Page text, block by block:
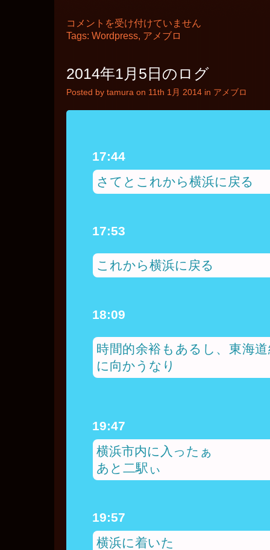
1
月
11
投
稿
し
な
コメントを受け付けていません
Tags: Wordpress, アメブロ
2014年1月5日のログ
Posted by tamura on 11th 1月 2014 in アメブロ
17:44
さてとこれから横浜に戻る
17:53
これから横浜に戻る
18:09
時間的余裕もあるし、東海
に向かうなり
19:47
横浜市内に入ったぁ
あと二駅ぃ
19:57
横浜に着いた